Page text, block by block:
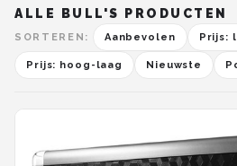
ALLE BULL'S PRODUCTEN
SORTEREN: Aanbevolen Prijs:
Prijs: hoog-laag Nieuwste